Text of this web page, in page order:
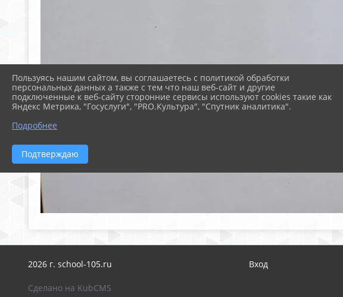
2026 г. school-105.ru Вход
Сделано на KubCMS
Пользуясь нашим сайтом, вы соглашаетесь с политикой обработки
персональных данных а также с тем что наш веб-сайт и другие
подключенные к веб-сайту сторонние сервисы используют cookies такие как
Яндекс Метрика, "Госуслуги", "PRO.Культура", "Спутник аналитика".
Подробнее
Подтверждаю